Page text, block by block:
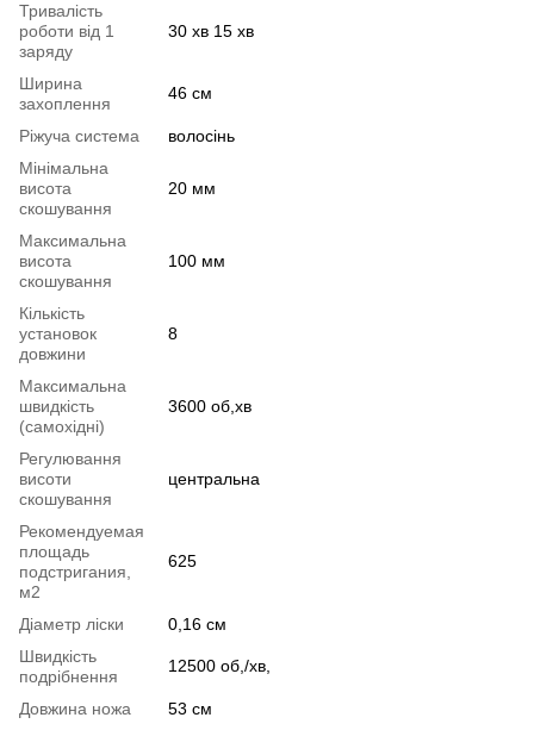
Тривалість
роботи від 1
заряду
30 хв 15 хв
Ширина
захоплення
46 см
Ріжуча система
волосінь
Мінімальна
висота
скошування
20 мм
Максимальна
висота
скошування
100 мм
Кількість
установок
довжини
8
Максимальна
швидкість
(самохідні)
3600 об,хв
Регулювання
висоти
скошування
центральна
Рекомендуемая
площадь
подстригания,
м2
625
Діаметр ліски
0,16 см
Швидкість
подрібнення
12500 об,/хв,
Довжина ножа
53 см